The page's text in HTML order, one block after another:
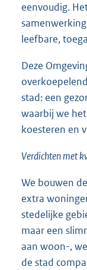
eenvoudig.
leefbare,
Deze
stad: een
waarbij we
koesteren en
Verdichten met
We bouwen
extra
stedelijke
maar een
aan woon-,
de stad